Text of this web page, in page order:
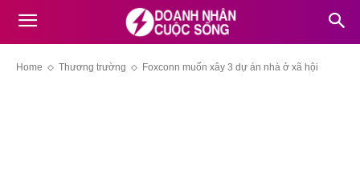
Home Thương trường Foxconn muốn xây 3 dự án nhà ở xã hội